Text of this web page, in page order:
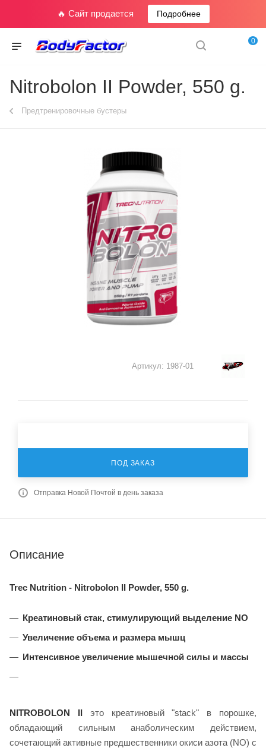
🔥 Сайт продается Подробнее
0
Nitrobolon II Powder, 550 g.
Предтренировочные бустеры
Артикул: 1987-01
ПОД ЗАКАЗ
Отправка Новой Почтой в день заказа
Описание
Trec Nutrition - Nitrobolon II Powder, 550 g.
Креатиновый стак, стимулирующий выделение NO
Увеличение объема и размера мышц
Интенсивное увеличение мышечной силы и массы
NITROBOLON IIэто креатиновый "stack" в порошке,
обладающий сильным анаболическим действием,
сочетающий активные предшественники окиси азота (NO) с